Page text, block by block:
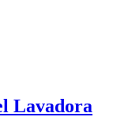
Lavadora